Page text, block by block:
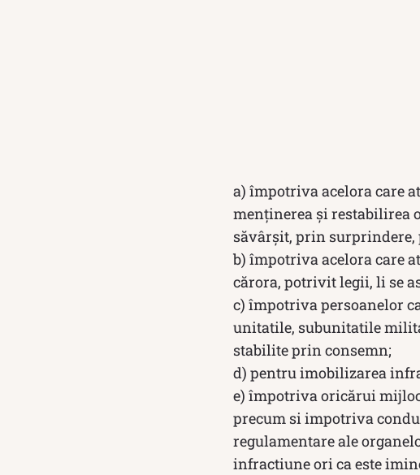
a) împotriva acelora care
menținerea și restabilirea
săvârșit, prin
b) împotriva acelora care
cărora, potrivit legii, li se
c) împotriva persoanelor
unitatile, subunitatile
stabilite prin consemn;
d) pentru imobilizarea
e) împotriva oricărui
precum si impotriva
regulamentare ale
infractiune ori ca este